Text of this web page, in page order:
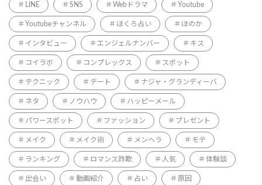
LINE SNS Webドラマ Youtube
Youtubeチャンネル ほくろ占い ほのか
インタビュー エンジェルナンバー キス
コイラボ コンプレックス スポット
テクニック デート ナジャ・グランディーバ
ネタ ノウハウ ハッピーメール
パワースポット ファッション プレゼント
メイク メイク術 メンヘラ モテ
ランキング ロマンス詐欺 人気 体験談
出会い 動画紹介 占い 原因